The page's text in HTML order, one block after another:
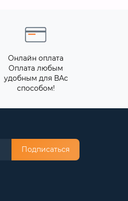
Онлайн оплата
Оплата любым
удобным для ВАс
способом!
Подписаться